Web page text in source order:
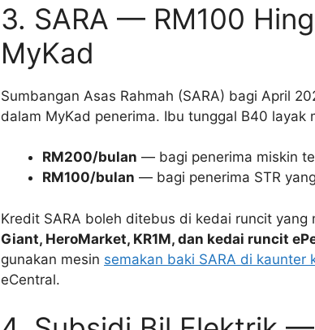
3. SARA — RM100
MyKad
Sumbangan Asas Rahmah (SARA) bagi April
dalam MyKad penerima. Ibu tunggal B40 layak
RM200/bulan — bagi penerima miskin
RM100/bulan — bagi penerima STR
Kredit SARA boleh ditebus di kedai runcit yang
Giant, HeroMarket, KR1M, dan kedai runcit
gunakan mesin semakan baki SARA di kaunter
eCentral.